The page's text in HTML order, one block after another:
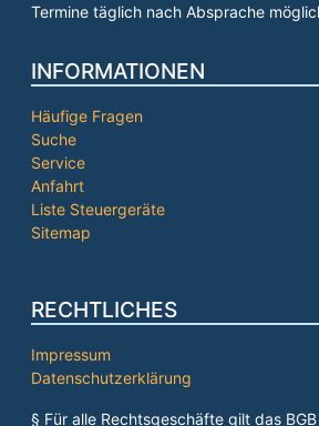
Termine täglich nach Absprache
INFORMATIONEN
Häufige Fragen
Suche
Service
Anfahrt
Liste Steuergeräte
Sitemap
RECHTLICHES
Impressum
Datenschutzerklärung
§ Für alle Rechtsgeschäfte gilt das BGB